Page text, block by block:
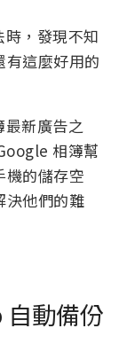
，發現不知
有這麼好用的
新廣告之
相簿幫
機的儲存空
決他們的難
自動備份